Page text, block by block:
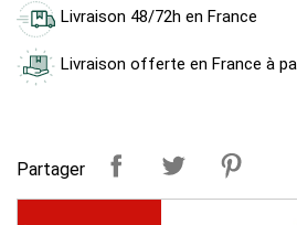
Livraison 48/72h en France
Livraison offerte en France à
Partager